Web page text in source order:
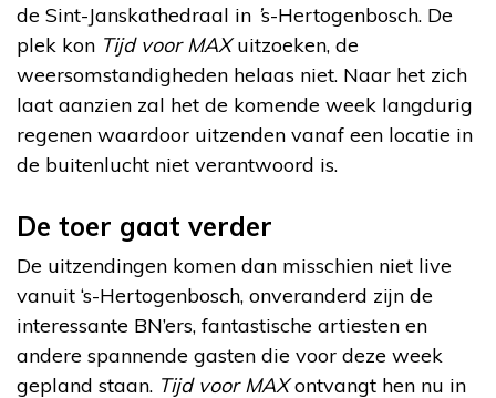
de Sint-Janskathedraal in ’s-Hertogenbosch. De
plek kon Tijd voor MAXuitzoeken, de
weersomstandigheden helaas niet. Naar het zich
laat aanzien zal het de komende week langdurig
regenen waardoor uitzenden vanaf een locatie in
de buitenlucht niet verantwoord is.
De toer gaat verder
De uitzendingen komen dan misschien niet live
vanuit ‘s-Hertogenbosch, onveranderd zijn de
interessante BN’ers, fantastische artiesten en
andere spannende gasten die voor deze week
gepland staan. Tijd voor MAXontvangt hen nu in